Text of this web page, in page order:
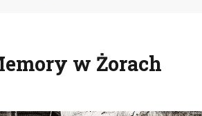
w Żorach